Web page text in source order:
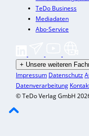
TeDo Business
Mediadaten
Abo-Service
+ Unsere weiteren
Impressum Datenschutz
Datenverarbeitung
© TeDo Verlag GmbH